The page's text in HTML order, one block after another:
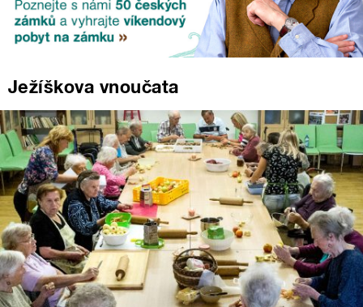
Ježíškova vnoučata